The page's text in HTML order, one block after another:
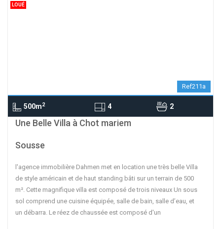
LOUÉ
Ref211a
500m2 4
2
Leaflet
contributors
Une Belle Villa à Chot mariem
Sousse
l'agence immobilière Dahmen met en location une très belle Villa
de style américain et de haut standing bâti sur un terrain de 500
m². Cette magnifique villa est composé de trois niveaux Un sous
sol comprend une cuisine équipée, salle de bain, salle d’eau, et
un débarra. Le réez de chaussée est composé d'un